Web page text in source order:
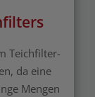
Teichfilter-
da eine
Mengen